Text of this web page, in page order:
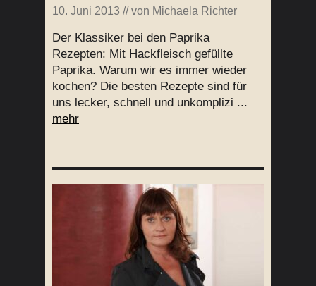
10. Juni 2013 // von Michaela Richter
Der Klassiker bei den Paprika
Rezepten: Mit Hackfleisch gefüllte
Paprika. Warum wir es immer wieder
kochen? Die besten Rezepte sind für
uns lecker, schnell und unkomplizi ...
mehr